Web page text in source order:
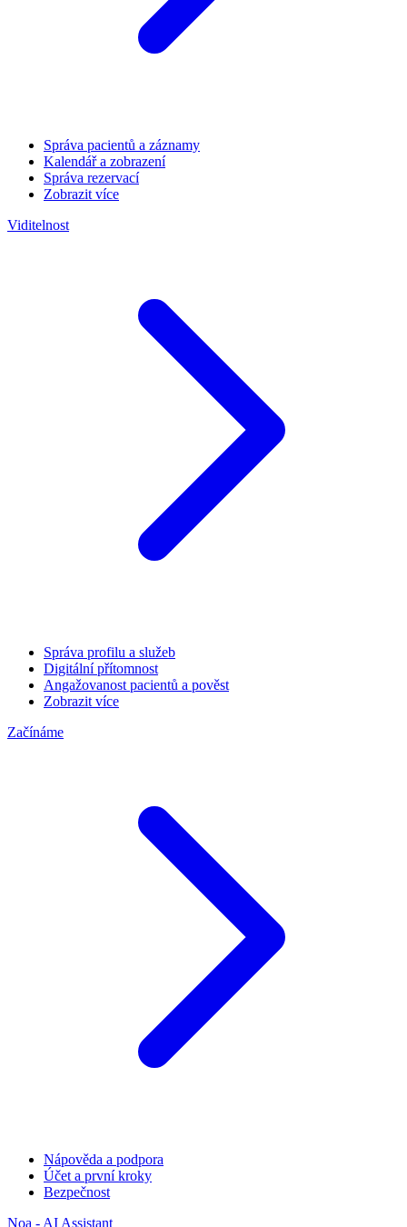
Správa pacientů a záznamy
Kalendář a zobrazení
Správa rezervací
Zobrazit více
Viditelnost
Správa profilu a služeb
Digitální přítomnost
Angažovanost pacientů a pověst
Zobrazit více
Začínáme
Nápověda a podpora
Účet a první kroky
Bezpečnost
Noa - AI Assistant